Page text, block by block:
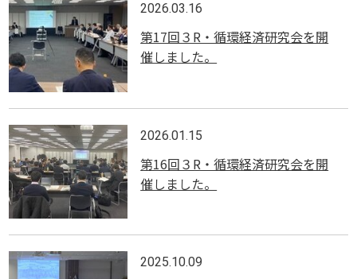
2026.03.16
第17回３R・循環経済研究会を開
催しました。
2026.01.15
第16回３R・循環経済研究会を開
催しました。
2025.10.09